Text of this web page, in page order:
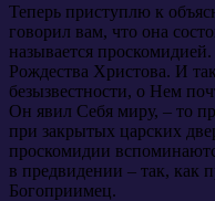
Теперь приступлю к
говорил вам, что она
называется
Рождества Христова. И
безызвестности, о Нем
Он явил Себя миру, – то
при закрытых царских
проскомидии
в предвидении – так, как
Богоприимец.